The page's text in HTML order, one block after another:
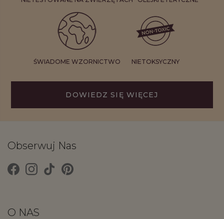
ŚWIADOME WZORNICTWO NIETOKSYCZNY
DOWIEDZ SIĘ WIĘCEJ
Obserwuj Nas
O NAS